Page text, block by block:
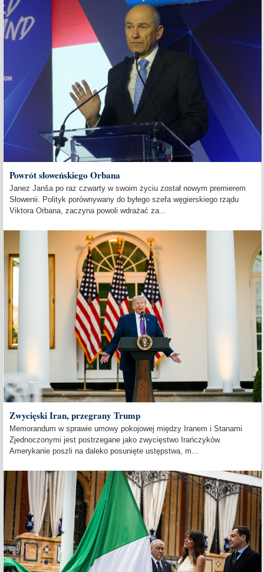
Powrót słoweńskiego Orbana
Janez Janša po raz czwarty w swoim życiu został nowym premierem
Słowenii. Polityk porównywany do byłego szefa węgierskiego rządu
Viktora Orbana, zaczyna powoli wdrażać za...
Zwycięski Iran, przegrany Trump
Memorandum w sprawie umowy pokojowej między Iranem i Stanami
Zjednoczonymi jest postrzegane jako zwycięstwo Irańczyków.
Amerykanie poszli na daleko posunięte ustępstwa, m...